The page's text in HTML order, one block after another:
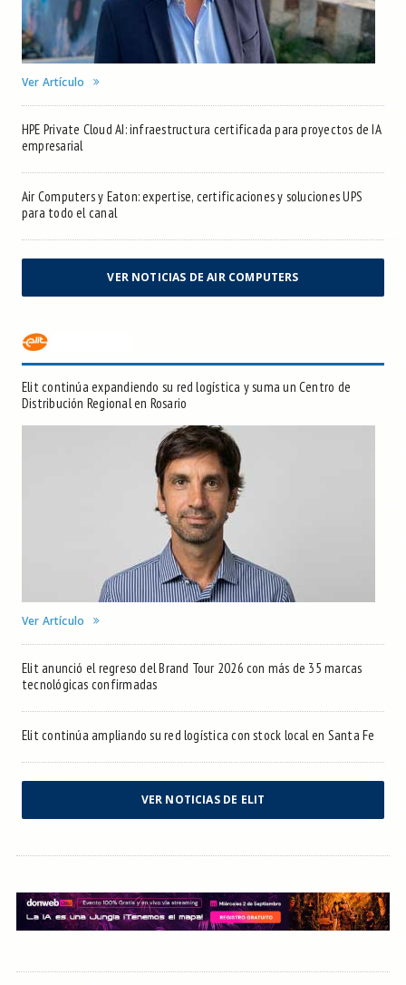
Ver Artículo
HPE Private Cloud AI: infraestructura certificada para proyectos de IA
empresarial
Air Computers y Eaton: expertise, certificaciones y soluciones UPS
para todo el canal
VER NOTICIAS DE AIR COMPUTERS
Elit continúa expandiendo su red logística y suma un Centro de
Distribución Regional en Rosario
Ver Artículo
Elit anunció el regreso del Brand Tour 2026 con más de 35 marcas
tecnológicas confirmadas
Elit continúa ampliando su red logística con stock local en Santa Fe
VER NOTICIAS DE ELIT